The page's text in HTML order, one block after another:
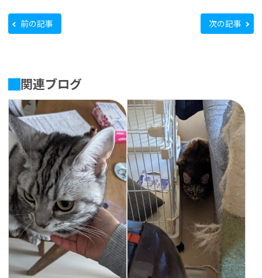
前の記事 次の記事
関連ブログ